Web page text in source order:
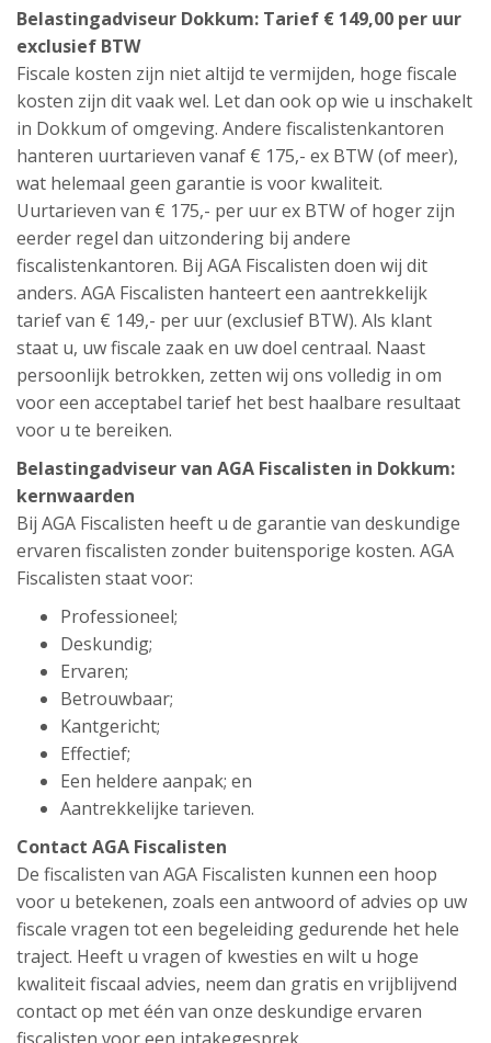
Belastingadviseur Dokkum: Tarief € 149,00 per uur
exclusief BTW
Fiscale kosten zijn niet altijd te vermijden, hoge fiscale
kosten zijn dit vaak wel. Let dan ook op wie u inschakelt
in Dokkum of omgeving. Andere fiscalistenkantoren
hanteren uurtarieven vanaf € 175,- ex BTW (of meer),
wat helemaal geen garantie is voor kwaliteit.
Uurtarieven van € 175,- per uur ex BTW of hoger zijn
eerder regel dan uitzondering bij andere
fiscalistenkantoren. Bij AGA Fiscalisten doen wij dit
anders. AGA Fiscalisten hanteert een aantrekkelijk
tarief van € 149,- per uur (exclusief BTW). Als klant
staat u, uw fiscale zaak en uw doel centraal. Naast
persoonlijk betrokken, zetten wij ons volledig in om
voor een acceptabel tarief het best haalbare resultaat
voor u te bereiken.
Belastingadviseur van AGA Fiscalisten in Dokkum:
kernwaarden
Bij AGA Fiscalisten heeft u de garantie van deskundige
ervaren fiscalisten zonder buitensporige kosten. AGA
Fiscalisten staat voor:
Professioneel;
Deskundig;
Ervaren;
Betrouwbaar;
Kantgericht;
Effectief;
Een heldere aanpak; en
Aantrekkelijke tarieven.
Contact AGA Fiscalisten
De fiscalisten van AGA Fiscalisten kunnen een hoop
voor u betekenen, zoals een antwoord of advies op uw
fiscale vragen tot een begeleiding gedurende het hele
traject. Heeft u vragen of kwesties en wilt u hoge
kwaliteit fiscaal advies, neem dan gratis en vrijblijvend
contact op met één van onze deskundige ervaren